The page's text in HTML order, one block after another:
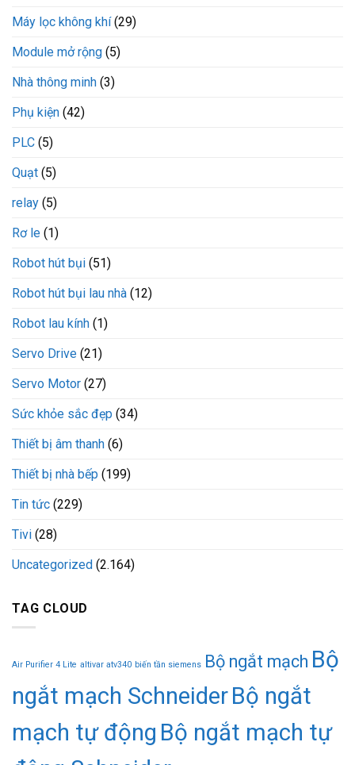
Máy lọc không khí(29)
Module mở rộng (5)
Nhà thông minh (3)
Phụ kiện (42)
PLC (5)
Quạt (5)
relay (5)
Rơ le (1)
Robot hút bụi (51)
Robot hút bụi lau nhà (12)
Robot lau kính (1)
Servo Drive (21)
Servo Motor (27)
Sức khỏe sắc đẹp (34)
Thiết bị âm thanh (6)
Thiết bị nhà bếp (199)
Tin tức (229)
Tivi (28)
Uncategorized (2.164)
TAG CLOUD
Air Purifier 4 Lite altivar atv340 biến tần siemens Bộ ngắt mạch Bộ
ngắt mạch SchneiderBộ ngắt
mạch tự động Bộ ngắt mạch tự